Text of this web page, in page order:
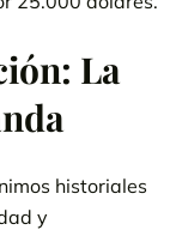
La
historiales
y